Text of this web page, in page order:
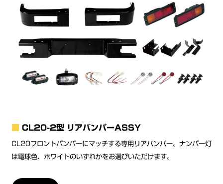
CL20-2型 リアバンパーASSY
CL20フロントバンパーにマッチする専用リアバンパー。ナンバー灯
は電球色、ホワイトのいずれかをお選びいただけます。